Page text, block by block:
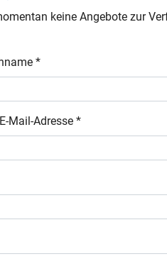
keine Angebote zur
*
Mail-Adresse *